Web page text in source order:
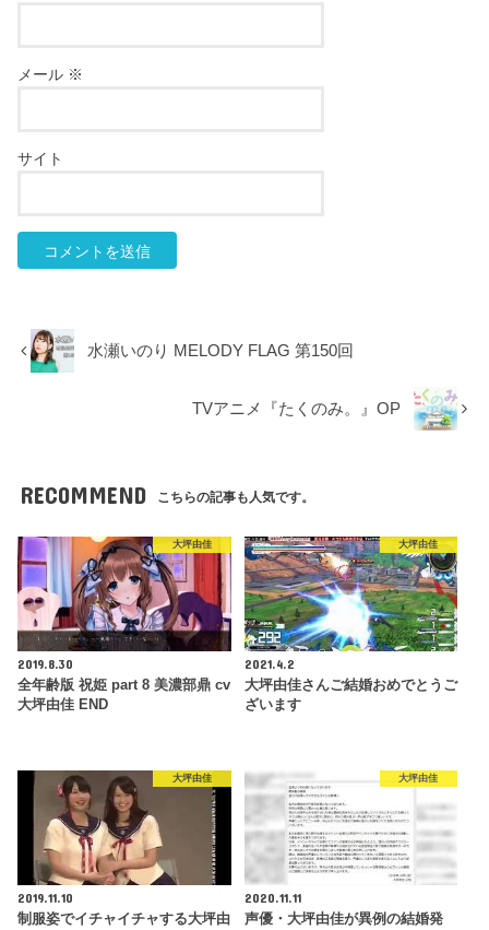
メール ※
サイト
水瀬いのり MELODY FLAG 第150回
TVアニメ『たくのみ。』OP
RECOMMEND こちらの記事も人気です。
大坪由佳
2019.8.30
全年齢版 祝姫 part 8 美濃部鼎 cv
大坪由佳 END
大坪由佳
2021.4.2
大坪由佳さんご結婚おめでとうご
ざいます
大坪由佳
2019.11.10
制服姿でイチャイチャする大坪由
大坪由佳
2020.11.11
声優・大坪由佳が異例の結婚発